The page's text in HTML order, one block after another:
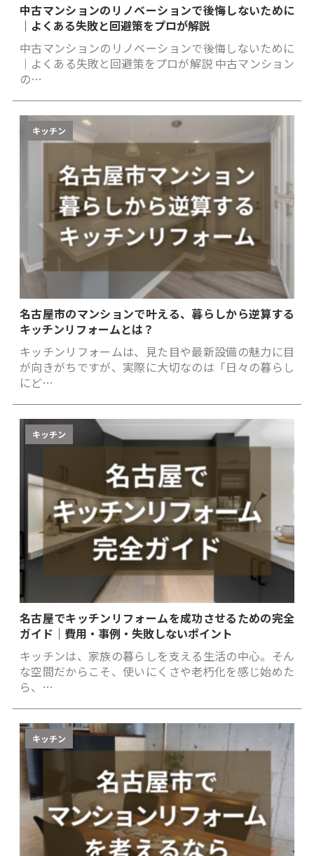
中古マンションのリノベーションで後悔しないために
｜よくある失敗と回避策をプロが解説
中古マンションのリノベーションで後悔しないために
｜よくある失敗と回避策をプロが解説 中古マンション
の…
キッチン
名古屋市のマンションで叶える、暮らしから逆算する
キッチンリフォームとは？
キッチンリフォームは、見た目や最新設備の魅力に目
が向きがちですが、実際に大切なのは「日々の暮らし
にど…
キッチン
名古屋でキッチンリフォームを成功させるための完全
ガイド｜費用・事例・失敗しないポイント
キッチンは、家族の暮らしを支える生活の中心。そん
な空間だからこそ、使いにくさや老朽化を感じ始めた
ら、…
キッチン